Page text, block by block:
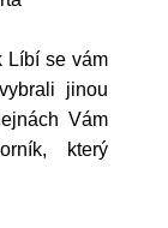
Líbí se vám
jinou
Vám
který